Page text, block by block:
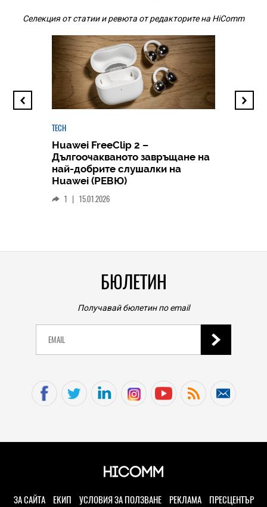
Селекция от статии и ревюта от редакторите на HiComm
TECH
Huawei FreeClip 2 –
Дългоочакваното завръщане на
най-добрите слушалки на
Huawei (РЕВЮ)
1 | 15.01.2026
БЮЛЕТИН
Получавай бюлетин по email
ЗА САЙТА ЕКИП УСЛОВИЯ ЗА ПОЛЗВАНЕ РЕКЛАМА ПРЕСЦЕНТЪР